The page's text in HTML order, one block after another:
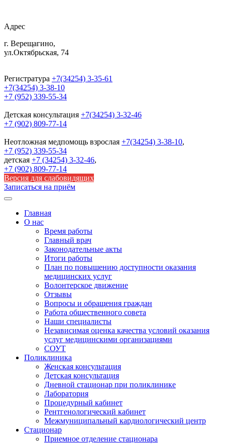
Адрес
г. Верещагино,
ул.Октябрьская, 74
Регистратура +7(34254) 3-35-61
+7(34254) 3-38-10
+7 (952) 339-55-34
Детская консультация +7(34254) 3-32-46
+7 (902) 809-77-14
Неотложная медпомощь взрослая +7(34254) 3-38-10,
+7 (952) 339-55-34
детская +7 (34254) 3-32-46,
+7 (902) 809-77-14
Версия для слабовидящих
Записаться на приём
Главная
О нас
Время работы
Главный врач
Законодательные акты
Итоги работы
План по повышению доступности оказания
медицинских услуг
Волонтерское движение
Отзывы
Вопросы и обращения граждан
Работа общественного совета
Наши специалисты
Независимая оценка качества условий оказания
услуг медицинскими организациями
СОУТ
Поликлиника
Женская консультация
Детская консультация
Дневной стационар при поликлинике
Лаборатория
Процедурный кабинет
Рентгенологический кабинет
Межмуниципальный кардиологический центр
Стационар
Приемное отделение стационара